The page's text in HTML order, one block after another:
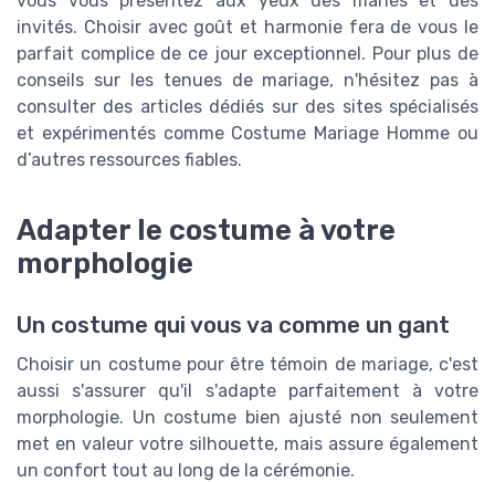
invités. Choisir avec goût et harmonie fera de vous le
parfait complice de ce jour exceptionnel. Pour plus de
conseils sur les tenues de mariage, n'hésitez pas à
consulter des articles dédiés sur des sites spécialisés
et expérimentés comme Costume Mariage Homme ou
d’autres ressources fiables.
Adapter le costume à votre
morphologie
Un costume qui vous va comme un gant
Choisir un costume pour être témoin de mariage, c'est
aussi s'assurer qu'il s'adapte parfaitement à votre
morphologie. Un costume bien ajusté non seulement
met en valeur votre silhouette, mais assure également
un confort tout au long de la cérémonie.